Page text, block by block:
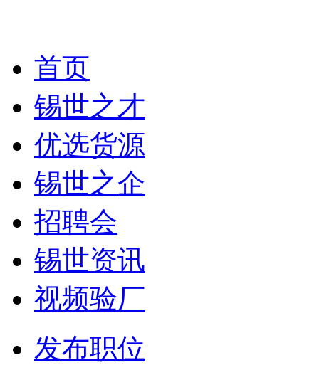
首页
锡世之才
优选货源
锡世之企
招聘会
锡世资讯
视频验厂
发布职位